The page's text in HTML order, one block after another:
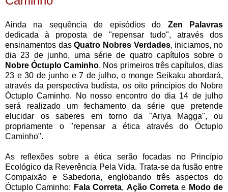
Ainda na sequência de episódios do Zen Palavras
dedicada à proposta de "repensar tudo", através dos
ensinamentos dasQuatro Nobres Verdades, iniciamos, no
dia 23 de junho, uma série de quatro capítulos sobre o
Nobre Óctuplo Caminho. Nos primeiros três capítulos, dias
23 e 30 de junho e 7 de julho, o monge Seikaku abordará,
através da perspectiva budista, os oito princípios do Nobre
Óctuplo Caminho. No nosso encontro do dia 14 de julho
será realizado um fechamento da série que pretende
elucidar os saberes em torno da "Ariya Magga", ou
propriamente o "repensar a ética através do Óctuplo
Caminho".
As reflexões sobre a ética serão focadas no Princípio
Ecológico da Reverência Pela Vida. Trata-se da fusão entre
Compaixão e Sabedoria, englobando três aspectos do
Óctuplo Caminho: Fala Correta, Ação Corretae Modo de